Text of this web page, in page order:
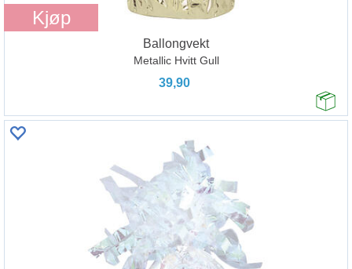
Kjøp
Ballongvekt
Metallic Hvitt Gull
39,90